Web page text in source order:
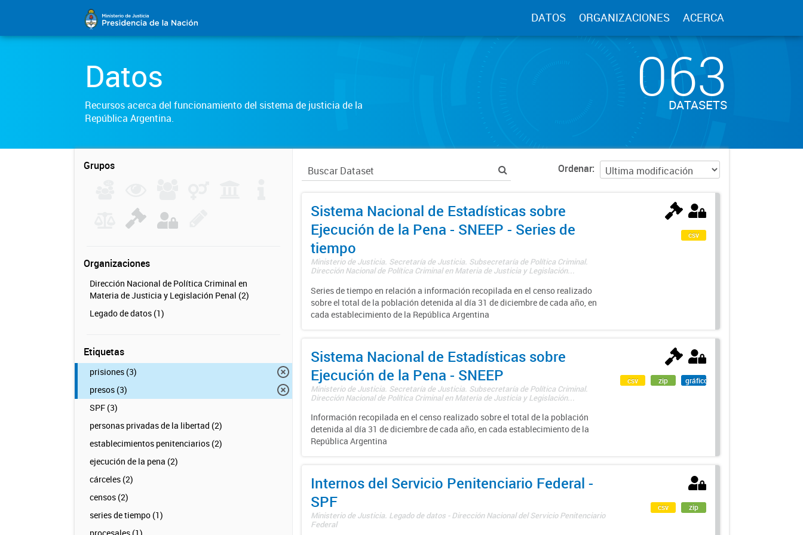
DATOS ORGANIZACIONES ACERCA
Datos
Recursos acerca del funcionamiento del sistema de justicia de la
República Argentina.
063
DATASETS
Grupos
Organizaciones
Dirección Nacional de Política Criminal en
Materia de Justicia y Legislación Penal (2)
Legado de datos (1)
Etiquetas
prisiones (3)
presos (3)
SPF (3)
personas privadas de la libertad (2)
establecimientos penitenciarios (2)
ejecución de la pena (2)
cárceles (2)
censos (2)
series de tiempo (1)
Ordenar
Sistema Nacional de Estadísticas sobre
Ejecución de la Pena - SNEEP - Series de
tiempo
Ministerio de Justicia. Secretaría de Justicia. Subsecretaría de Política Criminal.
Dirección Nacional de Política Criminal en Materia de Justicia y Legislación...
Series de tiempo en relación a información recopilada en el censo realizado
sobre el total de la población detenida al día 31 de diciembre de cada año, en
cada establecimiento de la República Argentina
csv
Sistema Nacional de Estadísticas sobre
Ejecución de la Pena - SNEEP
Ministerio de Justicia. Secretaría de Justicia. Subsecretaría de Política Criminal.
Dirección Nacional de Política Criminal en Materia de Justicia y Legislación...
Información recopilada en el censo realizado sobre el total de la población
detenida al día 31 de diciembre de cada año, en cada establecimiento de la
República Argentina
csv zip gráfico
Internos del Servicio Penitenciario Federal -
SPF
Ministerio de Justicia. Legado de datos - Dirección Nacional del Servicio Penitenciario
Federal
csv zip